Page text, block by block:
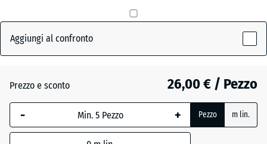
Antracite(active)
Grigio
+ 0,40 €
Aggiungi al confronto
Prezzo e sconto 26,00 € / Pezzo
- + Pezzo m lin.